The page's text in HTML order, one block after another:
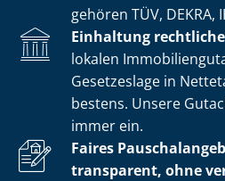
gehören TÜV, DEKRA,
Einhaltung
lokalen
Gesetzeslage in
bestens. Unsere
immer ein.
Faires
transparent, ohne